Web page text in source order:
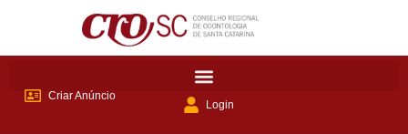
Criar Anúncio
Login